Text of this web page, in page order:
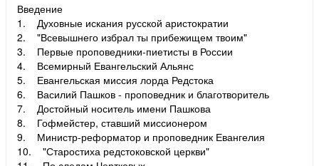
Введение
1. Духовные искания русской аристократии
2. "Всевышнего избрал ты прибежищем твоим"
3. Первые проповедники-пиетисты в России
4. Всемирный Евангельский Альянс
5. Евангельская миссия лорда Редстока
6. Василий Пашков - проповедник и благотворитель
7. Достойный носитель имени Пашкова
8. Гофмейстер, ставший миссионером
9. Министр-реформатор и проповедник Евангелия
10. "Старостиха редстоковской церкви"